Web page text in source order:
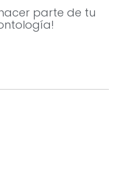
parte de tu